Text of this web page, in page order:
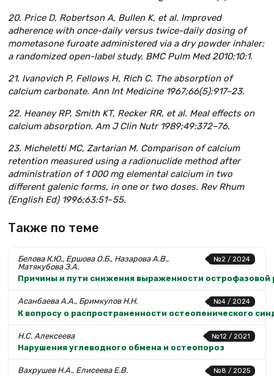
20. Price D, Robertson A, Bullen K, et al. Improved
adherence with once-daily versus twice-daily dosing of
mometasone furoate administered via a dry powder inhaler:
a randomized open-label study. BMC Pulm Med 2010;10:1.
21. Ivanovich P, Fellows H, Rich C. The absorption of
calcium carbonate. Ann Int Medicine 1967;66(5):917–23.
22. Heaney RP, Smith KT, Recker RR, et al. Meal effects on
calcium absorption. Am J Clin Nutr 1989;49:372–76.
23. Micheletti MC, Zartarian M. Comparison of calcium
retention measured using a radionuclide method after
administration of 1 000 mg elemental calcium in two
different galenic forms, in one or two doses. Rev Rhum
(English Ed) 1996;63:51–55.
Также по теме
№2 / 2024
Белова К.Ю., Ершова О.Б., Назарова А.В.,
Матякубова З.А.
Причины и пути снижения выраженности
№4 / 2024
Асанбаева А.А., Бримкулов Н.Н.
К вопросу о распространенности остеопенического
№12 / 2021
Н.С. Алексеева
Нарушения углеводного обмена и остеопороз
№8 / 2025
Вахрушев Н.А., Елисеева Е.В.